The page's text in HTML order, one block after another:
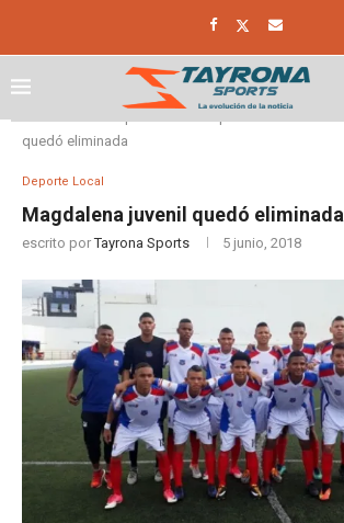
quedó eliminada
Deporte Local
Magdalena juvenil quedó eliminada
escrito porTayrona Sports 5 junio, 2018